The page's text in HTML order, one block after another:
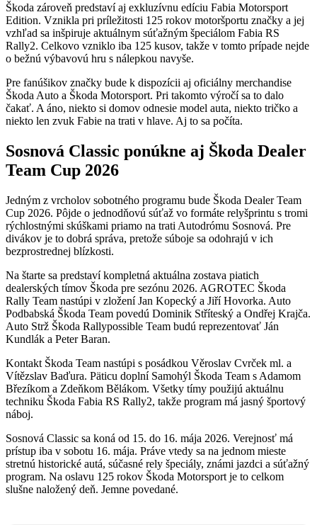
Škoda zároveň predstaví aj exkluzívnu edíciu Fabia Motorsport
Edition. Vznikla pri príležitosti 125 rokov motoršportu značky a jej
vzhľad sa inšpiruje aktuálnym súťažným špeciálom Fabia RS
Rally2. Celkovo vzniklo iba 125 kusov, takže v tomto prípade nejde
o bežnú výbavovú hru s nálepkou navyše.
Pre fanúšikov značky bude k dispozícii aj oficiálny merchandise
Škoda Auto a Škoda Motorsport. Pri takomto výročí sa to dalo
čakať. A áno, niekto si domov odnesie model auta, niekto tričko a
niekto len zvuk Fabie na trati v hlave. Aj to sa počíta.
Sosnová Classic ponúkne aj Škoda Dealer
Team Cup 2026
Jedným z vrcholov sobotného programu bude Škoda Dealer Team
Cup 2026. Pôjde o jednodňovú súťaž vo formáte relyšprintu s tromi
rýchlostnými skúškami priamo na trati Autodrómu Sosnová. Pre
divákov je to dobrá správa, pretože súboje sa odohrajú v ich
bezprostrednej blízkosti.
Na štarte sa predstaví kompletná aktuálna zostava piatich
dealerských tímov Škoda pre sezónu 2026. AGROTEC Škoda
Rally Team nastúpi v zložení Jan Kopecký a Jiří Hovorka. Auto
Podbabská Škoda Team povedú Dominik Stříteský a Ondřej Krajča.
Auto Strž Škoda Rallypossible Team budú reprezentovať Ján
Kundlák a Peter Baran.
Kontakt Škoda Team nastúpi s posádkou Věroslav Cvrček ml. a
Vítězslav Baďura. Päticu doplní Samohýl Škoda Team s Adamom
Březíkom a Zdeňkom Bělákom. Všetky tímy použijú aktuálnu
techniku Škoda Fabia RS Rally2, takže program má jasný športový
náboj.
Sosnová Classic sa koná od 15. do 16. mája 2026. Verejnosť má
prístup iba v sobotu 16. mája. Práve vtedy sa na jednom mieste
stretnú historické autá, súčasné rely špeciály, známi jazdci a súťažný
program. Na oslavu 125 rokov Škoda Motorsport je to celkom
slušne naložený deň. Jemne povedané.